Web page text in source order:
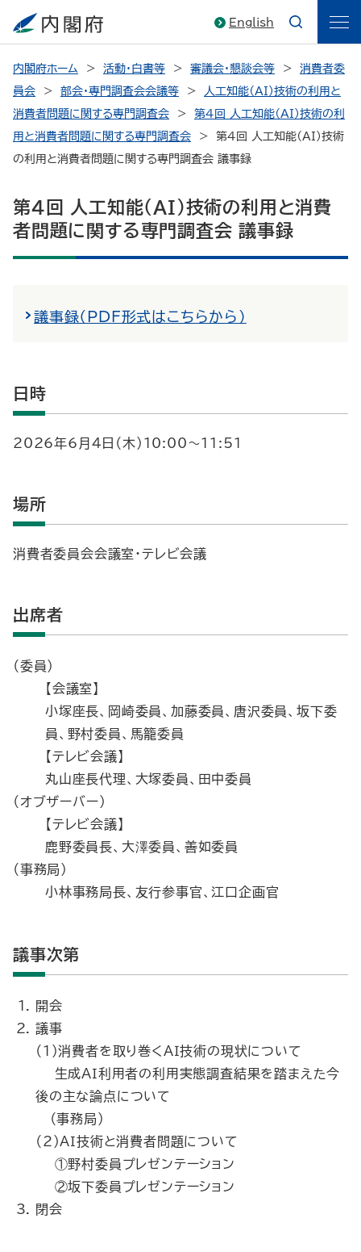
English
内閣府ホーム 活動・白書等 審議会・懇談会等
消費者委
員会
部会・専門調査会会議等
人工知能（AI）技術の利用と
消費者問題に関する専門調査会
第4回 人工知能（AI）技術の利
用と消費者問題に関する専門調査会
第4回 人工知能（ＡＩ）技術
の利用と消費者問題に関する専門調査会 議事録
第4回 人工知能（ＡＩ）技術の利用と消費
者問題に関する専門調査会 議事録
議事録（PDF形式はこちらから）
日時
2026年6月4日（木）10:00～11:51
場所
消費者委員会会議室・テレビ会議
出席者
（委員）
【会議室】
小塚座長、岡崎委員、加藤委員、唐沢委員、坂下委
員、野村委員、馬籠委員
【テレビ会議】
丸山座長代理、大塚委員、田中委員
（オブザーバー）
【テレビ会議】
鹿野委員長、大澤委員、善如委員
（事務局）
小林事務局長、友行参事官、江口企画官
議事次第
開会
議事
（1）消費者を取り巻くＡＩ技術の現状について
生成ＡＩ利用者の利用実態調査結果を踏まえた今
後の主な論点について
（事務局）
（2）ＡＩ技術と消費者問題について
①野村委員プレゼンテーション
②坂下委員プレゼンテーション
閉会